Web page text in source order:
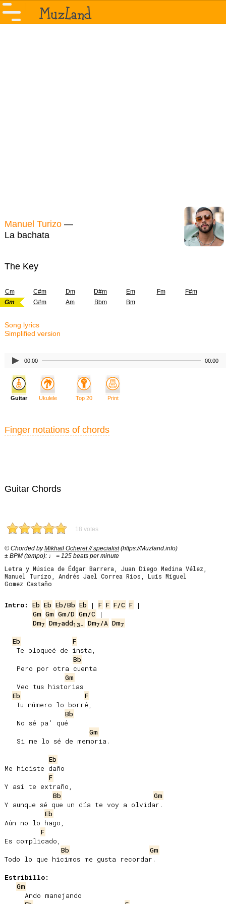
Manuel Turizo —
La bachata
The Key
Cm C#m Dm D#m Em Fm
F#m
Gm
G#m Am Bbm Bm
Song lyrics
Simplified version
00:00 00:00
Guitar Chords
18 votes
© Chorded byMikhail Ocheret // specialist(https://Muzland.info)
± BPM (tempo): ♩ = 125 beats per minute
Letra y Música de Édgar Barrera, Juan Diego Medina Vélez,
Manuel Turizo, Andrés Jael Correa Rios, Luis Miguel
Gomez Castaño
Intro: Eb Eb Eb/Bb Eb | F F F/C F
Gm Gm Gm/D Gm/C
Dm7 Dm7add13- Dm7 /A Dm7
Eb
F
Bb
Gm
Eb
F
Bb
Gm
Eb
Me hiciste daño
F
Y así te extraño,
Bb
Gm
Y aunque sé que un día te voy a olvidar.
Eb
Aún no lo hago,
F
Es complicado,
Bb
Gm
Todo lo que hicimos me gusta recordar.
Estribillo:
Gm
Guitar Ukulele Top 20 Print
Finger notations of chords